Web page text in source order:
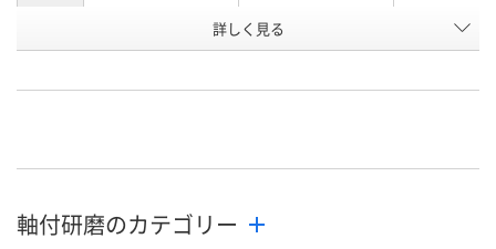
120
K971155 K971156 K971127
数量 数量
詳しく見る
軸付研磨のカテゴリー